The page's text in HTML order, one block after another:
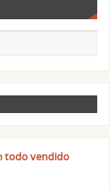
todo vendido